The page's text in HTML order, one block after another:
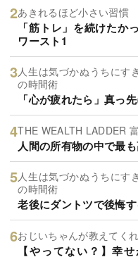
あきれるほど小さい習慣
「筋トレ」を続けたか
ワースト1
人生は気づかぬうちにす
の時間術
「心が疲れたら」真っ
THE WEALTH LADDER
人間の所有物の中で最
人生は気づかぬうちにす
の時間術
老後にダントツで後悔
おじいちゃんが教えてく
【やってない？】幸